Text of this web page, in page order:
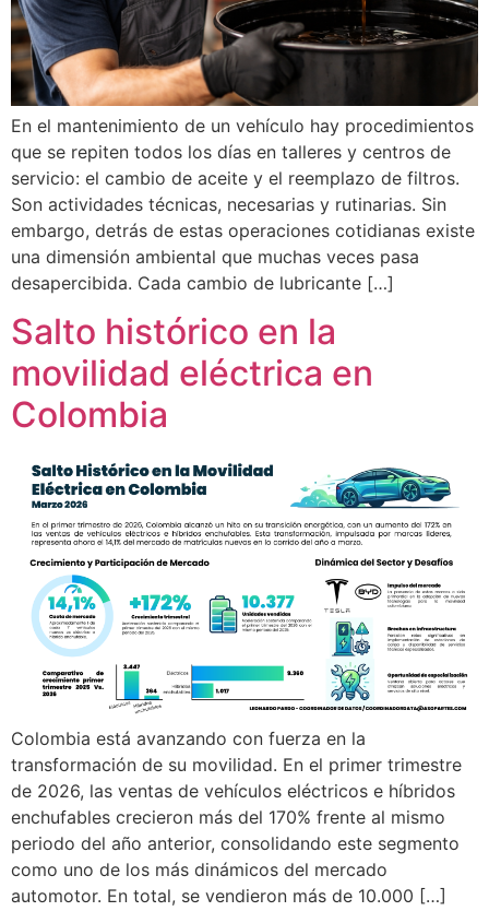
En el mantenimiento de un vehículo hay procedimientos
que se repiten todos los días en talleres y centros de
servicio: el cambio de aceite y el reemplazo de filtros.
Son actividades técnicas, necesarias y rutinarias. Sin
embargo, detrás de estas operaciones cotidianas existe
una dimensión ambiental que muchas veces pasa
desapercibida. Cada cambio de lubricante […]
Salto histórico en la
movilidad eléctrica en
Colombia
Colombia está avanzando con fuerza en la
transformación de su movilidad. En el primer trimestre
de 2026, las ventas de vehículos eléctricos e híbridos
enchufables crecieron más del 170% frente al mismo
periodo del año anterior, consolidando este segmento
como uno de los más dinámicos del mercado
automotor. En total, se vendieron más de 10.000 […]